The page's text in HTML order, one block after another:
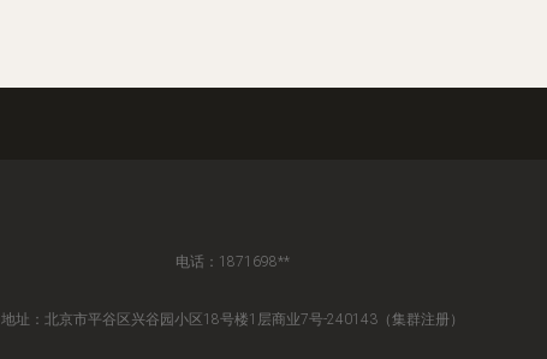
电话：1871698**
地址：北京市平谷区兴谷园小区18号楼1层商业7号-240143（集群注册）